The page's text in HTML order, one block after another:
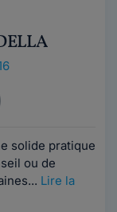
solide pratique
ou de
Lire la